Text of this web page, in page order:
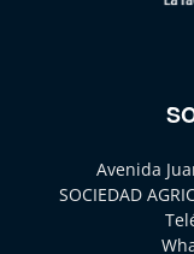
Avenida
SOCIEDAD